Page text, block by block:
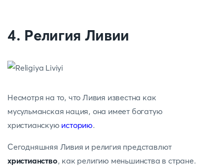
4. Религия Ливии
Несмотря на то, что Ливия известна как
мусульманская нация, она имеет богатую
христианскую историю.
Сегодняшняя Ливия и религия представлют
христианство, как религию меньшинства в стране.